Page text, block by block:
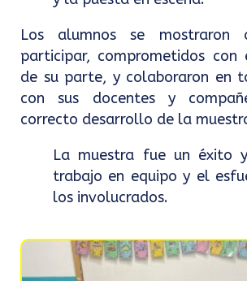
Los alumnos se mostraron
participar, comprometidos con
de su parte, y colaboraron en
con sus docentes y
correcto desarrollo de la
La muestra fue un éxito
trabajo en equipo y el
los involucrados.